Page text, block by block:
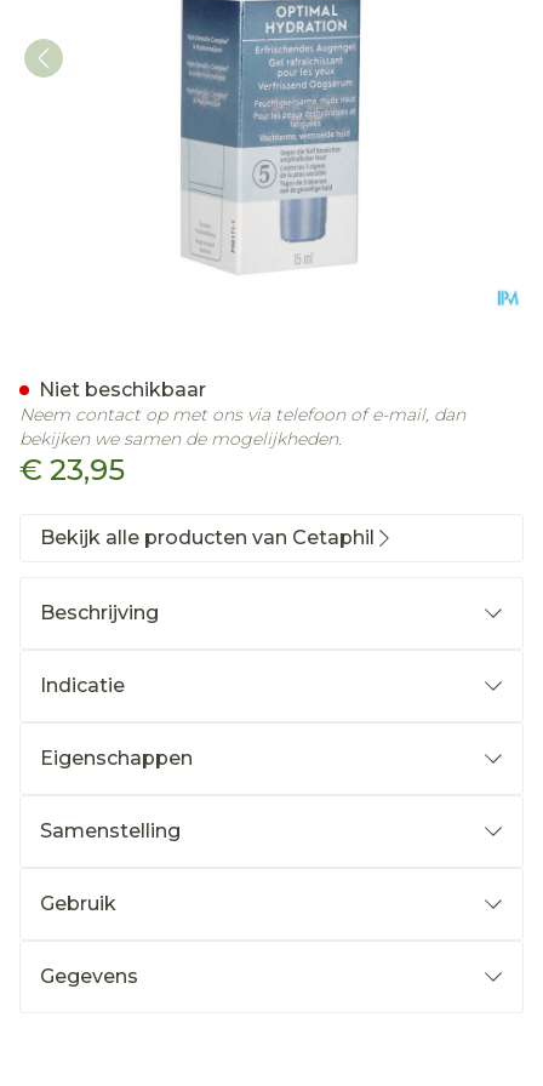
€ 23,95
Niet beschikbaar
Neem contact op met ons via telefoon of e-mail, dan
bekijken we samen de mogelijkheden.
Bekijk alle producten van Cetaphil
Beschrijving
Indicatie
Eigenschappen
Samenstelling
Gebruik
Gegevens